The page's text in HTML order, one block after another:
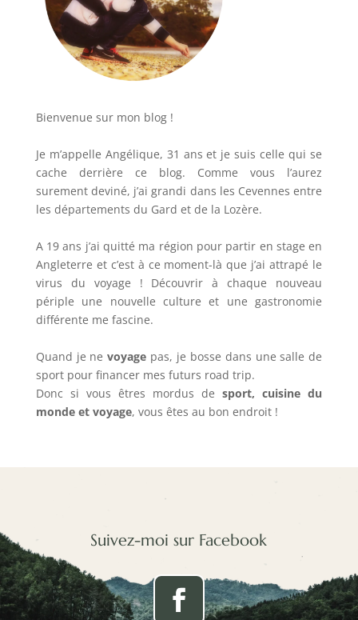
Bienvenue sur mon blog !
Je m’appelle Angélique, 31 ans et je suis celle qui se
cache derrière ce blog. Comme vous l’aurez
surement deviné, j’ai grandi dans les Cevennes entre
les départements du Gard et de la Lozère.
A 19 ans j’ai quitté ma région pour partir en stage en
Angleterre et c’est à ce moment-là que j’ai attrapé le
virus du voyage ! Découvrir à chaque nouveau
périple une nouvelle culture et une gastronomie
différente me fascine.
Quand je nevoyage pas, je bosse dans une salle de
sport pour financer mes futurs road trip.
Donc si vous êtres mordus desport, cuisine du
monde et voyage, vous êtes au bon endroit !
Suivez-moi sur Facebook